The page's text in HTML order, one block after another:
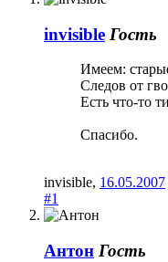
invisible Гость
Имеем:
Следов от
Есть что-то
Спасибо.
invisible, 16.05.2007
#1
Антон Гость